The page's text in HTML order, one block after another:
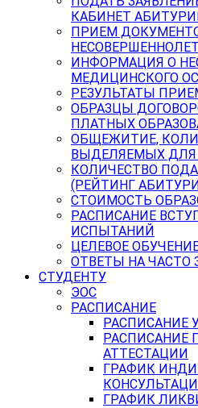
КАБИНЕТ
ПРИЕМ
ИНФОРМАЦИЯ О
МЕДИЦИНСКОГО
РЕЗУЛЬТАТЫ
ОБРАЗЦЫ
ПЛАТНЫХ
ОБЩЕЖИТИЕ,
ВЫДЕЛЯЕМЫХ
КОЛИЧЕСТВО
(РЕЙТИНГ
СТОИМОСТЬ
РАСПИСАНИЕ
ИСПЫТАНИЙ
ЦЕЛЕВОЕ
ОТВЕТЫ НА ЧАСТО
СТУДЕНТУ
ЭОС
РАСПИСАНИЕ
РАСПИСАНИЕ
РАСПИСАНИЕ
АТТЕСТАЦИИ
ГРАФИК
ГРАФИК